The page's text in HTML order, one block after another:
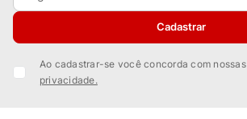
Cadastrar
Ao cadastrar-se você concorda com nossas
privacidade.